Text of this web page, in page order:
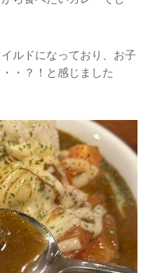
ルドになっており、お子
・？！と感じました